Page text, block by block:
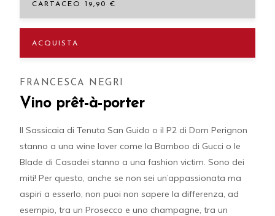
CARTACEO 19,90 €
ACQUISTA
FRANCESCA NEGRI
Vino prêt-à-porter
Il Sassicaia di Tenuta San Guido o il P2 di Dom Perignon
stanno a una wine lover come la Bamboo di Gucci o le
Blade di Casadei stanno a una fashion victim. Sono dei
miti! Per questo, anche se non sei un’appassionata ma
aspiri a esserlo, non puoi non sapere la differenza, ad
esempio, tra un Prosecco e uno champagne, tra un